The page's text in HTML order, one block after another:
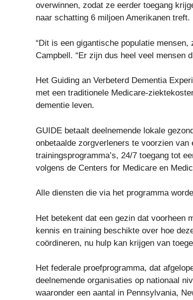
overwinnen, zodat ze eerder toegang
naar schatting 6 miljoen Amerikanen treft.
“Dit is een gigantische populatie
Campbell. “Er zijn dus heel veel mensen
Het Guiding an Verbeterd Dementia
met een traditionele Medicare-
dementie leven.
GUIDE betaalt deelnemende lokale
onbetaalde zorgverleners te voorzien
trainingsprogramma’s, 24/7 toegang tot
volgens de Centers for Medicare en
Alle diensten die via het programma
Het betekent dat een gezin dat voorheen
kennis en training beschikte over hoe
coördineren, nu hulp kan krijgen van
Het federale proefprogramma, dat
deelnemende organisaties op nationaal
waaronder een aantal in Pennsylvania,